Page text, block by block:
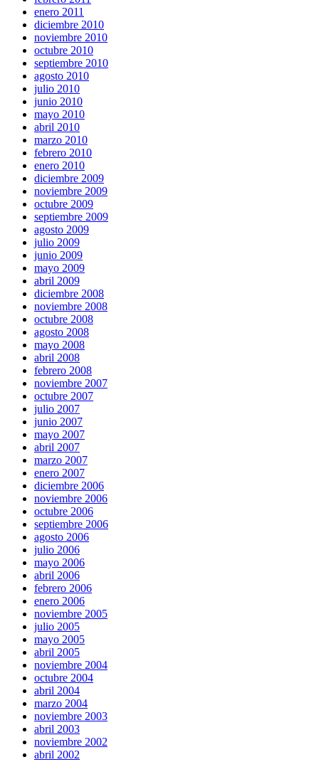
enero 2011
diciembre 2010
noviembre 2010
octubre 2010
septiembre 2010
agosto 2010
julio 2010
junio 2010
mayo 2010
abril 2010
marzo 2010
febrero 2010
enero 2010
diciembre 2009
noviembre 2009
octubre 2009
septiembre 2009
agosto 2009
julio 2009
junio 2009
mayo 2009
abril 2009
diciembre 2008
noviembre 2008
octubre 2008
agosto 2008
mayo 2008
abril 2008
febrero 2008
noviembre 2007
octubre 2007
julio 2007
junio 2007
mayo 2007
abril 2007
marzo 2007
enero 2007
diciembre 2006
noviembre 2006
octubre 2006
septiembre 2006
agosto 2006
julio 2006
mayo 2006
abril 2006
febrero 2006
enero 2006
noviembre 2005
julio 2005
mayo 2005
abril 2005
noviembre 2004
octubre 2004
abril 2004
marzo 2004
noviembre 2003
abril 2003
noviembre 2002
abril 2002